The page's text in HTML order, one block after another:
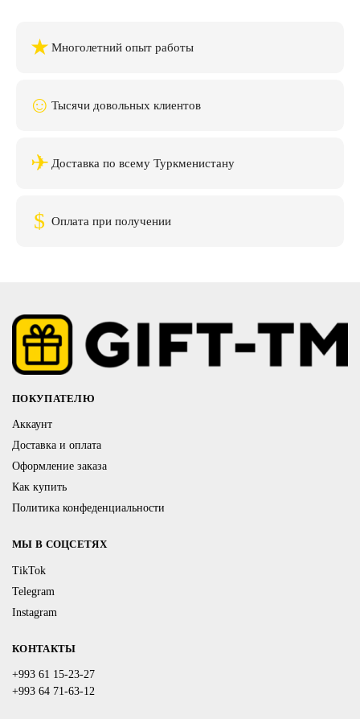
★ Многолетний опыт работы
☺ Тысячи довольных клиентов
✈ Доставка по всему Туркменистану
$ Оплата при получении
ПОКУПАТЕЛЮ
Аккаунт
Доставка и оплата
Оформление заказа
Как купить
Политика конфеденциальности
МЫ В СОЦСЕТЯХ
TikTok
Telegram
Instagram
КОНТАКТЫ
+993 61 15-23-27
+993 64 71-63-12